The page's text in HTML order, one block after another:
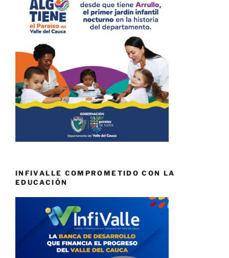
INFIVALLE COMPROMETIDO CON LA
EDUCACIÓN